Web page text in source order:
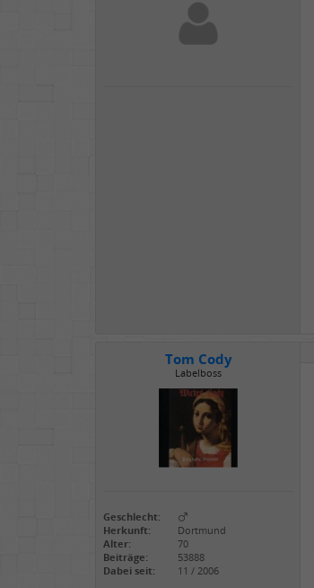
Tom Cody
Labelboss
Geschlecht:
Herkunft:
Dortmund
Alter:
70
Beiträge:
53888
Dabei seit:
11 / 2006